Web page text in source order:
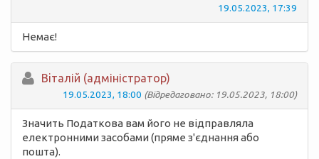
19.05.2023, 17:39
Немає!
Вiталій (адміністратор)
19.05.2023, 18:00 (Відредаговано: 19.05.2023, 18:00)
Значить Податкова вам його не відправляла
електронними засобами (пряме з'єднання або
пошта).